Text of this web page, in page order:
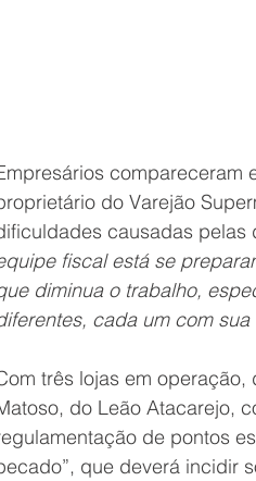
compareceram
do Varejão
causadas pelas
fiscal está se
diminua o trabalho,
cada um com
três lojas em operação,
do Leão Atacarejo,
de pontos
que deverá incidir